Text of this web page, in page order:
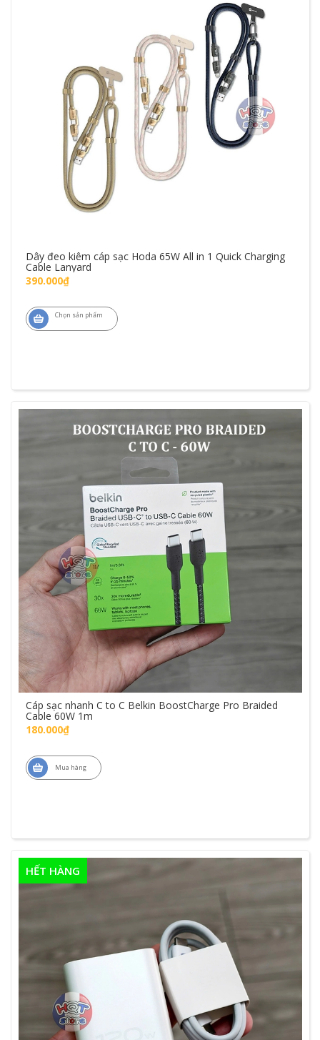
Dây đeo kiêm cáp sạc Hoda 65W All in 1 Quick Charging
Cable Lanyard
390.000₫
Chọn sản phẩm
Cáp sạc nhanh C to C Belkin BoostCharge Pro Braided
Cable 60W 1m
180.000₫
Mua hàng
HẾT HÀNG